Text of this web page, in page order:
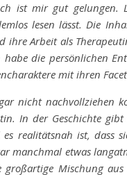
ist mir gut gelungen.
lesen lässt. Die
ihre Arbeit als
die persönlichen
mit ihren
nicht nachvollziehen
In der Geschichte
realitätsnah ist, dass
manchmal etwas
großartige Mischung